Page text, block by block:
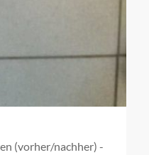
(vorher/nachher) -